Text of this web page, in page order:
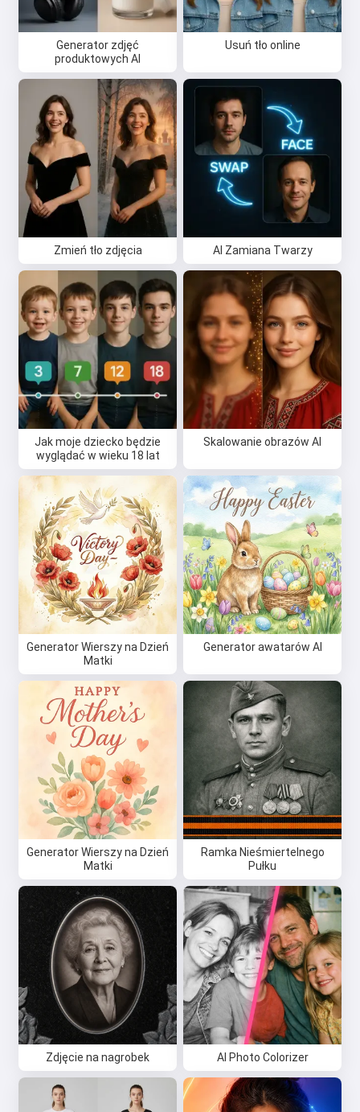
Generator zdjęć
produktowych AI
Usuń tło online
Zmień tło zdjęcia AI Zamiana Twarzy
Jak moje dziecko będzie
wyglądać w wieku 18 lat
Skalowanie obrazów AI
Generator Wierszy na Dzień
Matki
Generator awatarów AI
Generator Wierszy na Dzień
Matki
Ramka Nieśmiertelnego
Pułku
Zdjęcie na nagrobek AI Photo Colorizer
Cześć 👋
Mogę tworzyć piosenki, pisać
wiersze i gratulacje 🥰
Wypróbuj za darmo
Akceptuję: Warunki korzystania z usługi
Polityka prywatności,
Polityka zwrotów